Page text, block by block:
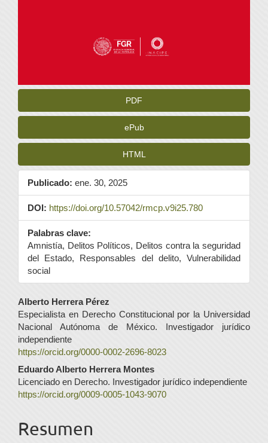
PDF
ePub
HTML
Publicado: ene. 30, 2025
DOI: https://doi.org/10.57042/rmcp.v9i25.780
Palabras clave:
Amnistía, Delitos Políticos, Delitos contra la seguridad
del Estado, Responsables del delito, Vulnerabilidad
social
Contenido
principal
del
artículo
Alberto Herrera Pérez
Especialista en Derecho Constitucional por la Universidad
Nacional Autónoma de México. Investigador jurídico
independiente
https://orcid.org/0000-0002-2696-8023
Eduardo Alberto Herrera Montes
Licenciado en Derecho. Investigador jurídico independiente
https://orcid.org/0009-0005-1043-9070
Resumen